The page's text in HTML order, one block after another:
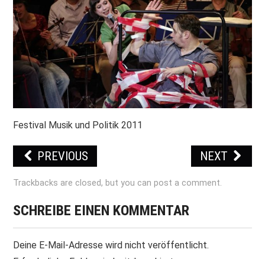
PRINT & CDS
IMPRESSUM
Festival Musik und Politik 2011
PREVIOUS NEXT
Trackbacks are closed, but you canpost a comment.
SCHREIBE EINEN KOMMENTAR
Deine E-Mail-Adresse wird nicht veröffentlicht.